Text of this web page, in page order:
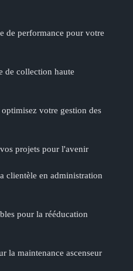
de performance pour votre
de collection haute
votre gestion des
projets pour l'avenir
clientèle en administration
pour la rééducation
la maintenance ascenseur